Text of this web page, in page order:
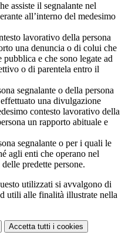
assiste il segnalante nel
all’interno del medesimo
lavorativo della persona
una denuncia o di colui che
e che sono legate ad
o di parentela entro il
segnalante o della persona
una divulgazione
contesto lavorativo della
un rapporto abituale e
segnalante o per i quali le
agli enti che operano nel
predette persone.
utilizzati si avvalgono di
utili alle finalità illustrate nella
Accetta tutti i cookies